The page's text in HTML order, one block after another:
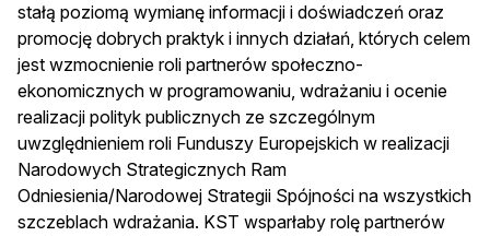
stałą poziomą wymianę informacji i doświadczeń oraz
promocję dobrych praktyk i innych działań, których celem
jest wzmocnienie roli partnerów społeczno-
ekonomicznych w programowaniu, wdrażaniu i ocenie
realizacji polityk publicznych ze szczególnym
uwzględnieniem roli Funduszy Europejskich w realizacji
Narodowych Strategicznych Ram
Odniesienia/Narodowej Strategii Spójności na wszystkich
szczeblach wdrażania. KST wsparłaby rolę partnerów